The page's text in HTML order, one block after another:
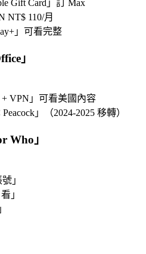
Gift Card 」訂 Max
NT$ 110/月
」可看完整
」
VPN 」可看美國內容
」（2024-2025 移轉）
Who 」
號 」
」
」